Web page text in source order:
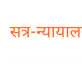
सत्र-